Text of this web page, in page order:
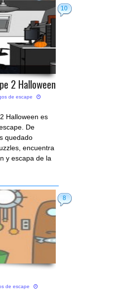
10
2 Halloween
de escape
Halloween es
De
quedado
encuentra
y escapa de la
8
de escape